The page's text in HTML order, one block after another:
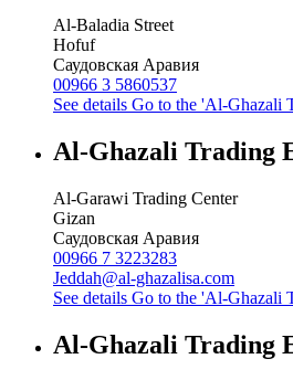
Al-Baladia Street
Hofuf
Саудовская Аравия
00966 3 5860537
See details Go to the 'Al-Ghazali
Al-Ghazali Trading
Al-Garawi Trading Center
Gizan
Саудовская Аравия
00966 7 3223283
Jeddah@al-ghazalisa.com
See details Go to the 'Al-Ghazali
Al-Ghazali Trading